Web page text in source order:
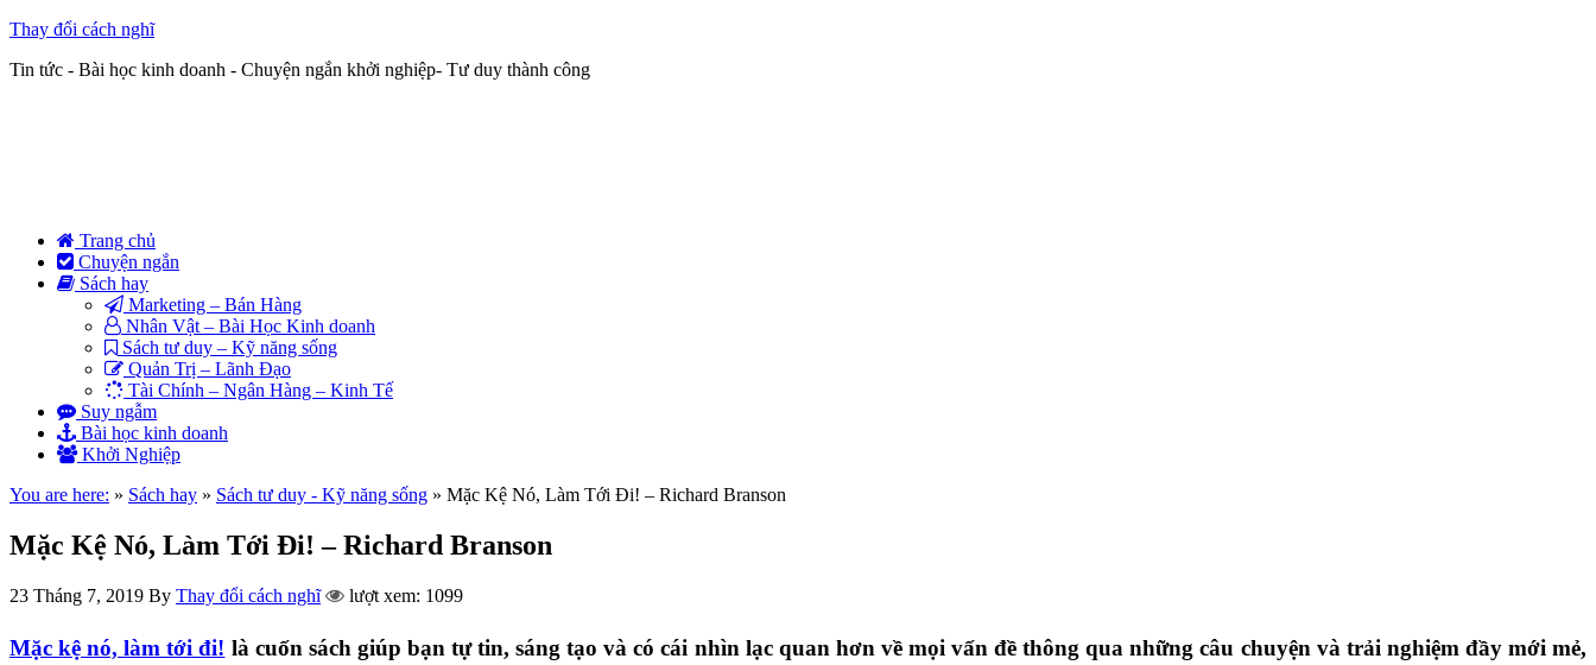
Thay đổi cách nghĩ
Tin tức - Bài học kinh doanh - Chuyện ngắn khởi nghiệp- Tư duy thành công
Trang chủ
Chuyện ngắn
Sách hay
Marketing – Bán Hàng
Nhân Vật – Bài Học Kinh doanh
Sách tư duy – Kỹ năng sống
Quản Trị – Lãnh Đạo
Tài Chính – Ngân Hàng – Kinh Tế
Suy ngẫm
Bài học kinh doanh
Khởi Nghiệp
You are here: » Sách hay » Sách tư duy - Kỹ năng sống » Mặc Kệ Nó, Làm Tới Đi! – Richard Branson
Mặc Kệ Nó, Làm Tới Đi! – Richard Branson
23 Tháng 7, 2019 By Thay đổi cách nghĩ lượt xem: 1099
Mặc kệ nó, làm tới đi! là cuốn sách giúp bạn tự tin, sáng tạo và có cái nhìn lạc quan hơn về mọi vấn đề thông qua những câu chuyện và trải nghiệm đầy mới mẻ,